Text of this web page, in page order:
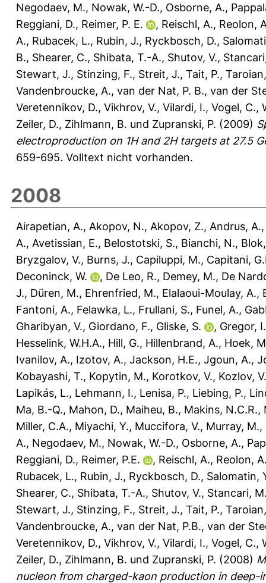
Negodaev, M., Nowak, W.-D., Osborne, A.,
Reggiani, D., Reimer, P. E. , Reischl, A., Reolon,
A., Rubacek, L., Rubin, J., Ryckbosch, D.,
B., Shearer, C., Shibata, T.-A., Shutov, V.,
Stewart, J., Stinzing, F., Streit, J., Tait, P.,
Vandenbroucke, A., van der Nat, P. B., van der
Veretennikov, D., Vikhrov, V., Vilardi, I., Vogel, C.,
Zeiler, D., Zihlmann, B. und Zupranski, P. (2009)
electroproduction on 1H and 2H targets at 27.5
659-695. Volltext nicht vorhanden.
2008
Airapetian, A., Akopov, N., Akopov, Z., Andrus, A.
A., Avetissian, E., Belostotski, S., Bianchi, N.,
Bryzgalov, V., Burns, J., Capiluppi, M., Capitani,
Deconinck, W.
, De Leo, R., Demey, M., De
J., Düren, M., Ehrenfried, M., Elalaoui-Moulay, A.,
Fantoni, A., Felawka, L., Frullani, S., Funel, A.,
Gharibyan, V., Giordano, F., Gliske, S. , Gregor,
Hesselink, W.H.A., Hill, G., Hillenbrand, A., Hoek,
Ivanilov, A., Izotov, A., Jackson, H.E., Jgoun, A.,
Kobayashi, T., Kopytin, M., Korotkov, V., Kozlov, V.
Lapikás, L., Lehmann, I., Lenisa, P., Liebing, P.,
Ma, B.-Q., Mahon, D., Maiheu, B., Makins, N.C.R.,
Miller, C.A., Miyachi, Y., Muccifora, V., Murray, M.,
A., Negodaev, M., Nowak, W.-D., Osborne, A.,
Reggiani, D., Reimer, P.E. , Reischl, A., Reolon,
Rubacek, L., Rubin, J., Ryckbosch, D., Salomatin,
Shearer, C., Shibata, T.-A., Shutov, V., Stancari,
Stewart, J., Stinzing, F., Streit, J., Tait, P.,
Vandenbroucke, A., van der Nat, P.B., van der
Veretennikov, D., Vikhrov, V., Vilardi, I., Vogel, C.,
Zeiler, D., Zihlmann, B. und Zupranski, P. (2008)
nucleon from charged-kaon production in deep-